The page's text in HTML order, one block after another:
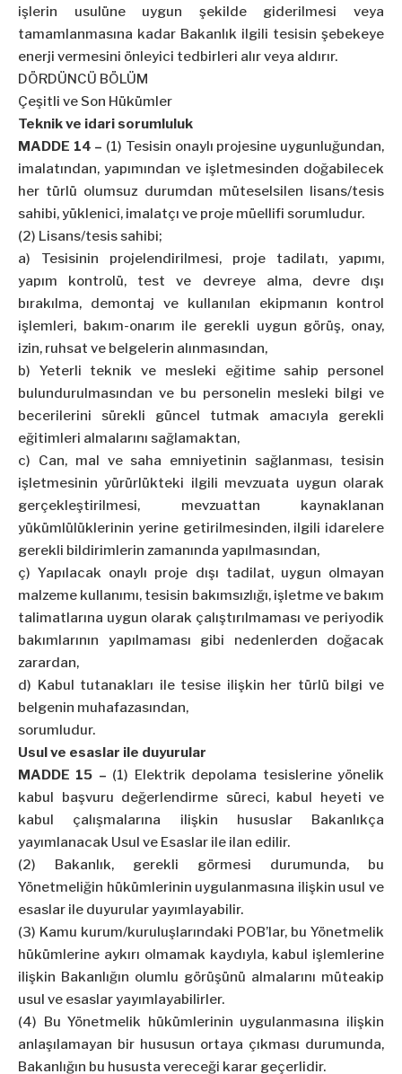
işlerin usulüne uygun şekilde giderilmesi veya
tamamlanmasına kadar Bakanlık ilgili tesisin şebekeye
enerji vermesini önleyici tedbirleri alır veya aldırır.
DÖRDÜNCÜ BÖLÜM
Çeşitli ve Son Hükümler
Teknik ve idari sorumluluk
MADDE 14 – (1) Tesisin onaylı projesine uygunluğundan,
imalatından, yapımından ve işletmesinden doğabilecek
her türlü olumsuz durumdan müteselsilen lisans/tesis
sahibi, yüklenici, imalatçı ve proje müellifi sorumludur.
(2) Lisans/tesis sahibi;
a) Tesisinin projelendirilmesi, proje tadilatı, yapımı,
yapım kontrolü, test ve devreye alma, devre dışı
bırakılma, demontaj ve kullanılan ekipmanın kontrol
işlemleri, bakım-onarım ile gerekli uygun görüş, onay,
izin, ruhsat ve belgelerin alınmasından,
b) Yeterli teknik ve mesleki eğitime sahip personel
bulundurulmasından ve bu personelin mesleki bilgi ve
becerilerini sürekli güncel tutmak amacıyla gerekli
eğitimleri almalarını sağlamaktan,
c) Can, mal ve saha emniyetinin sağlanması, tesisin
işletmesinin yürürlükteki ilgili mevzuata uygun olarak
gerçekleştirilmesi, mevzuattan kaynaklanan
yükümlülüklerinin yerine getirilmesinden, ilgili idarelere
gerekli bildirimlerin zamanında yapılmasından,
ç) Yapılacak onaylı proje dışı tadilat, uygun olmayan
malzeme kullanımı, tesisin bakımsızlığı, işletme ve bakım
talimatlarına uygun olarak çalıştırılmaması ve periyodik
bakımlarının yapılmaması gibi nedenlerden doğacak
zarardan,
d) Kabul tutanakları ile tesise ilişkin her türlü bilgi ve
belgenin muhafazasından,
sorumludur.
Usul ve esaslar ile duyurular
MADDE 15 – (1) Elektrik depolama tesislerine yönelik
kabul başvuru değerlendirme süreci, kabul heyeti ve
kabul çalışmalarına ilişkin hususlar Bakanlıkça
yayımlanacak Usul ve Esaslar ile ilan edilir.
(2) Bakanlık, gerekli görmesi durumunda, bu
Yönetmeliğin hükümlerinin uygulanmasına ilişkin usul ve
esaslar ile duyurular yayımlayabilir.
(3) Kamu kurum/kuruluşlarındaki POB’lar, bu Yönetmelik
hükümlerine aykırı olmamak kaydıyla, kabul işlemlerine
ilişkin Bakanlığın olumlu görüşünü almalarını müteakip
usul ve esaslar yayımlayabilirler.
(4) Bu Yönetmelik hükümlerinin uygulanmasına ilişkin
anlaşılamayan bir hususun ortaya çıkması durumunda,
Bakanlığın bu hususta vereceği karar geçerlidir.